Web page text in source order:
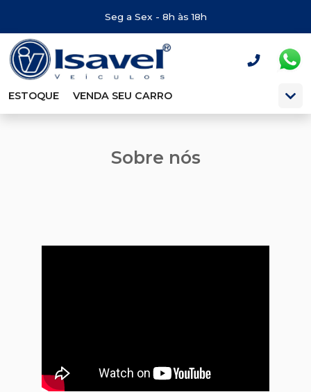
Seg a Sex - 8h às 18h
ESTOQUE VENDA SEU CARRO
Sobre nós